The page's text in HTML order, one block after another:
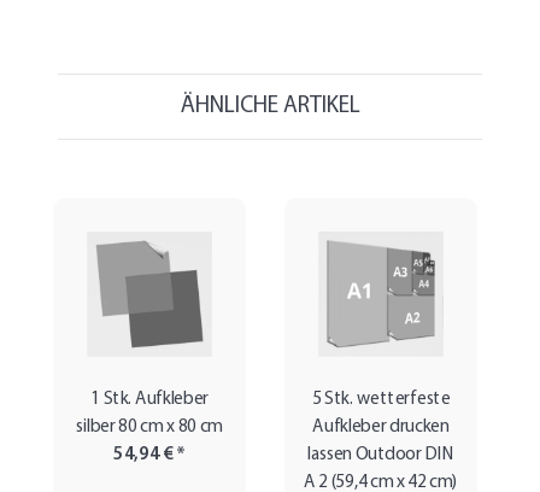
ÄHNLICHE ARTIKEL
1 Stk. Aufkleber
silber 80 cm x 80 cm
54,94 €*
5 Stk. wetterfeste
Aufkleber drucken
lassen Outdoor DIN
A 2 (59,4 cm x 42 cm)